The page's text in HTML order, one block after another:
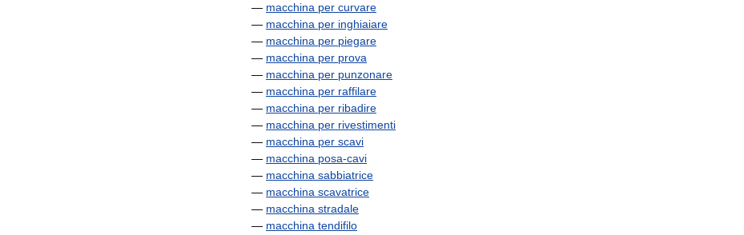
— macchina per curvare
— macchina per inghiaiare
— macchina per piegare
— macchina per prova
— macchina per punzonare
— macchina per raffilare
— macchina per ribadire
— macchina per rivestimenti
— macchina per scavi
— macchina posa-cavi
— macchina sabbiatrice
— macchina scavatrice
— macchina stradale
— macchina tendifilo